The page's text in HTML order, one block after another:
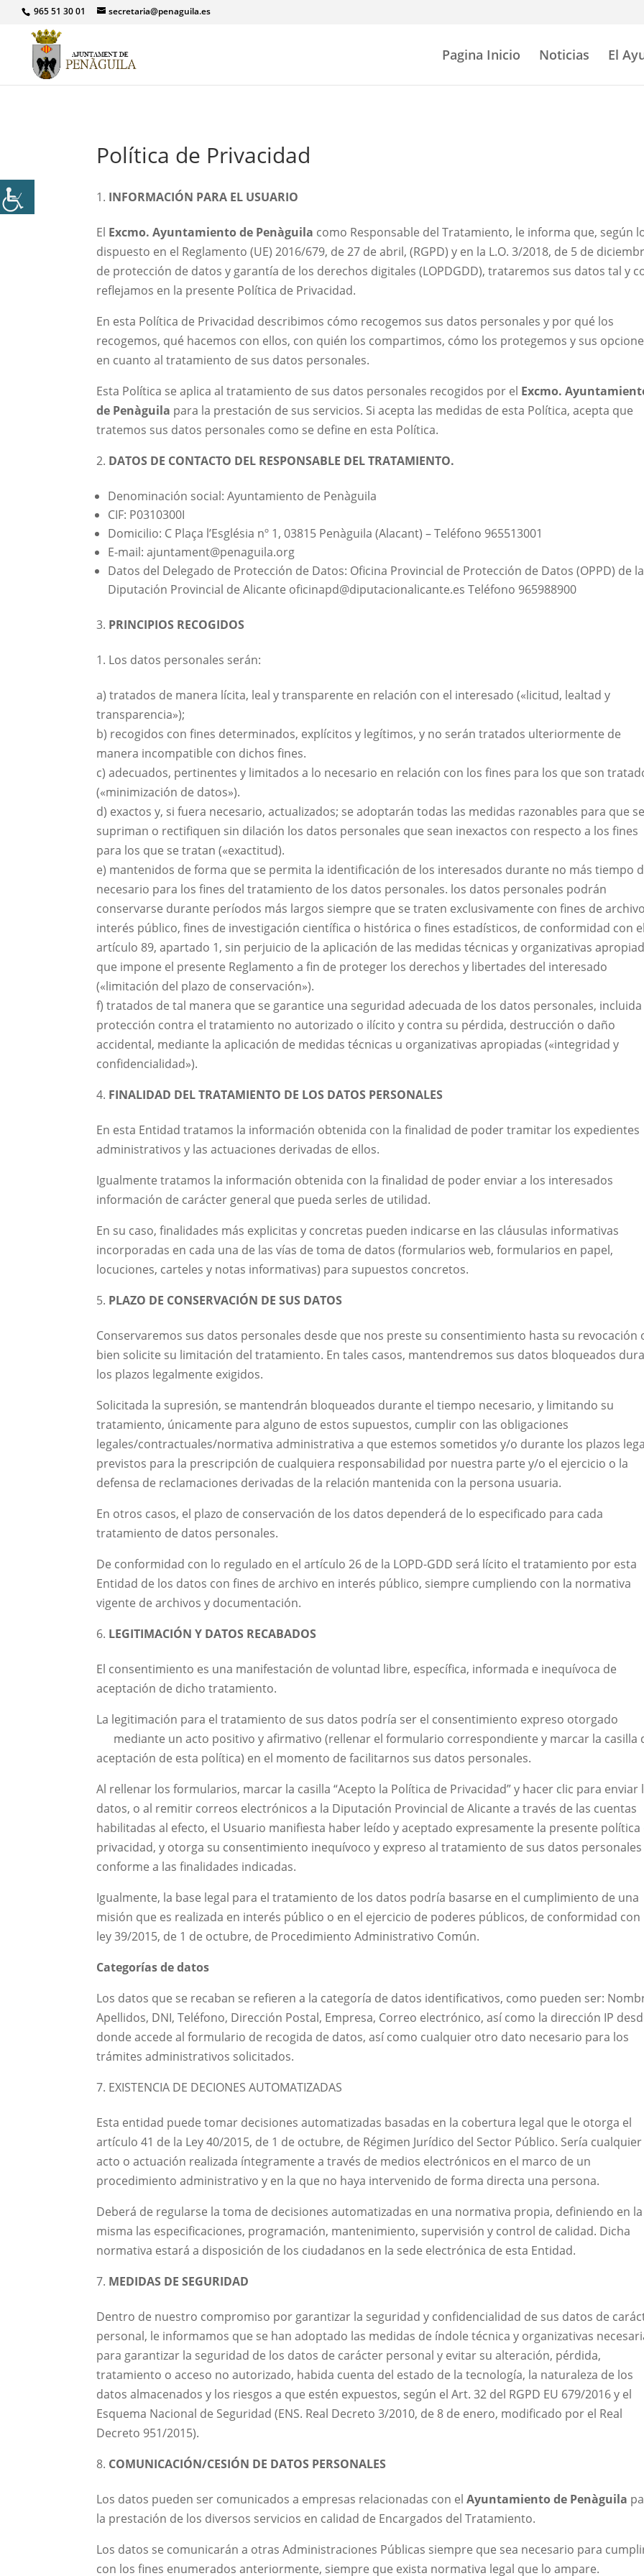
965 51 30 01 secretaria@penaguila.es
Pagina Inicio Noticias El
Política de Privacidad
INFORMACIÓN PARA EL USUARIO
El Excmo. Ayuntamiento de Penàguila como Responsable del Tratamiento, le informa que, según
dispuesto en el Reglamento (UE) 2016/679, de 27 de abril, (RGPD) y en la L.O. 3/2018, de 5 de
de protección de datos y garantía de los derechos digitales (LOPDGDD), trataremos sus datos tal y
reflejamos en la presente Política de Privacidad.
En esta Política de Privacidad describimos cómo recogemos sus datos personales y por qué los
recogemos, qué hacemos con ellos, con quién los compartimos, cómo los protegemos y sus
en cuanto al tratamiento de sus datos personales.
Esta Política se aplica al tratamiento de sus datos personales recogidos por el Excmo.
de Penàguila para la prestación de sus servicios. Si acepta las medidas de esta Política, acepta que
tratemos sus datos personales como se define en esta Política.
DATOS DE CONTACTO DEL RESPONSABLE DEL TRATAMIENTO.
Denominación social: Ayuntamiento de Penàguila
CIF: P0310300I
Domicilio: C Plaça l’Església nº 1, 03815 Penàguila (Alacant) – Teléfono 965513001
E-mail:ajuntament@penaguila.org
Datos del Delegado de Protección de Datos: Oficina Provincial de Protección de Datos (OPPD) de la
Diputación Provincial de Alicante oficinapd@diputacionalicante.es Teléfono 965988900
PRINCIPIOS RECOGIDOS
Los datos personales serán:
a) tratados de manera lícita, leal y transparente en relación con el interesado («licitud, lealtad y
transparencia»);
b) recogidos con fines determinados, explícitos y legítimos, y no serán tratados ulteriormente de
manera incompatible con dichos fines.
c) adecuados, pertinentes y limitados a lo necesario en relación con los fines para los que son
(«minimización de datos»).
d) exactos y, si fuera necesario, actualizados; se adoptarán todas las medidas razonables para que
supriman o rectifiquen sin dilación los datos personales que sean inexactos con respecto a los fines
para los que se tratan («exactitud).
e) mantenidos de forma que se permita la identificación de los interesados durante no más tiempo
necesario para los fines del tratamiento de los datos personales. los datos personales podrán
conservarse durante períodos más largos siempre que se traten exclusivamente con fines de
interés público, fines de investigación científica o histórica o fines estadísticos, de conformidad con
artículo 89, apartado 1, sin perjuicio de la aplicación de las medidas técnicas y organizativas
que impone el presente Reglamento a fin de proteger los derechos y libertades del interesado
(«limitación del plazo de conservación»).
f) tratados de tal manera que se garantice una seguridad adecuada de los datos personales,
protección contra el tratamiento no autorizado o ilícito y contra su pérdida, destrucción o daño
accidental, mediante la aplicación de medidas técnicas u organizativas apropiadas («integridad y
confidencialidad»).
FINALIDAD DEL TRATAMIENTO DE LOS DATOS PERSONALES
En esta Entidad tratamos la información obtenida con la finalidad de poder tramitar los expedientes
administrativos y las actuaciones derivadas de ellos.
Igualmente tratamos la información obtenida con la finalidad de poder enviar a los interesados
información de carácter general que pueda serles de utilidad.
En su caso, finalidades más explicitas y concretas pueden indicarse en las cláusulas informativas
incorporadas en cada una de las vías de toma de datos (formularios web, formularios en papel,
locuciones, carteles y notas informativas) para supuestos concretos.
PLAZO DE CONSERVACIÓN DE SUS DATOS
Conservaremos sus datos personales desde que nos preste su consentimiento hasta su revocación
bien solicite su limitación del tratamiento. En tales casos, mantendremos sus datos bloqueados
los plazos legalmente exigidos.
Solicitada la supresión, se mantendrán bloqueados durante el tiempo necesario, y limitando su
tratamiento, únicamente para alguno de estos supuestos, cumplir con las obligaciones
legales/contractuales/normativa administrativa a que estemos sometidos y/o durante los plazos
previstos para la prescripción de cualquiera responsabilidad por nuestra parte y/o el ejercicio o la
defensa de reclamaciones derivadas de la relación mantenida con la persona usuaria.
En otros casos, el plazo de conservación de los datos dependerá de lo especificado para cada
tratamiento de datos personales.
De conformidad con lo regulado en el artículo 26 de la LOPD-GDD será lícito el tratamiento por esta
Entidad de los datos con fines de archivo en interés público, siempre cumpliendo con la normativa
vigente de archivos y documentación.
LEGITIMACIÓN Y DATOS RECABADOS
El consentimiento es una manifestación de voluntad libre, específica, informada e inequívoca de
aceptación de dicho tratamiento.
La legitimación para el tratamiento de sus datos podría ser el consentimiento expreso otorgado
mediante un acto positivo y afirmativo (rellenar el formulario correspondiente y marcar la casilla
aceptación de esta política) en el momento de facilitarnos sus datos personales.
Al rellenar los formularios, marcar la casilla “Acepto la Política de Privacidad” y hacer clic para enviar
datos, o al remitir correos electrónicos a la Diputación Provincial de Alicante a través de las cuentas
habilitadas al efecto, el Usuario manifiesta haber leído y aceptado expresamente la presente política
privacidad, y otorga su consentimiento inequívoco y expreso al tratamiento de sus datos personales
conforme a las finalidades indicadas.
Igualmente, la base legal para el tratamiento de los datos podría basarse en el cumplimiento de una
misión que es realizada en interés público o en el ejercicio de poderes públicos, de conformidad con
ley 39/2015, de 1 de octubre, de Procedimiento Administrativo Común.
Categorías de datos
Los datos que se recaban se refieren a la categoría de datos identificativos, como pueden ser:
Apellidos, DNI, Teléfono, Dirección Postal, Empresa, Correo electrónico, así como la dirección IP
donde accede al formulario de recogida de datos, así como cualquier otro dato necesario para los
trámites administrativos solicitados.
EXISTENCIA DE DECIONES AUTOMATIZADAS
Esta entidad puede tomar decisiones automatizadas basadas en la cobertura legal que le otorga el
artículo 41 de la Ley 40/2015, de 1 de octubre, de Régimen Jurídico del Sector Público. Sería cualquier
acto o actuación realizada íntegramente a través de medios electrónicos en el marco de un
procedimiento administrativo y en la que no haya intervenido de forma directa una persona.
Deberá de regularse la toma de decisiones automatizadas en una normativa propia, definiendo en la
misma las especificaciones, programación, mantenimiento, supervisión y control de calidad. Dicha
normativa estará a disposición de los ciudadanos en la sede electrónica de esta Entidad.
MEDIDAS DE SEGURIDAD
Dentro de nuestro compromiso por garantizar la seguridad y confidencialidad de sus datos de
personal, le informamos que se han adoptado las medidas de índole técnica y organizativas
para garantizar la seguridad de los datos de carácter personal y evitar su alteración, pérdida,
tratamiento o acceso no autorizado, habida cuenta del estado de la tecnología, la naturaleza de los
datos almacenados y los riesgos a que estén expuestos, según el Art. 32 del RGPD EU 679/2016 y el
Esquema Nacional de Seguridad (ENS. Real Decreto 3/2010, de 8 de enero, modificado por el Real
Decreto 951/2015).
COMUNICACIÓN/CESIÓN DE DATOS PERSONALES
Los datos pueden ser comunicados a empresas relacionadas con elAyuntamiento de Penàguila
la prestación de los diversos servicios en calidad de Encargados del Tratamiento.
Los datos se comunicarán a otras Administraciones Públicas siempre que sea necesario para
con los fines enumerados anteriormente, siempre que exista normativa legal que lo ampare.